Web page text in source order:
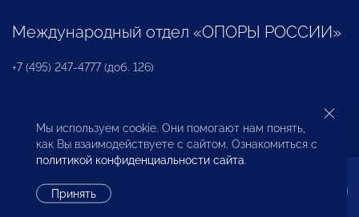
Международный отдел «ОПОРЫ РОССИИ»
+7 (495) 247-4777 (доб. 126)
Бюро по защите прав предпринимателей и
инвесторов
Мы используем cookie. Они помогают нам понять,
как Вы взаимодействуете с сайтом. Ознакомиться с
политикой конфиденциальности сайта.
Принять